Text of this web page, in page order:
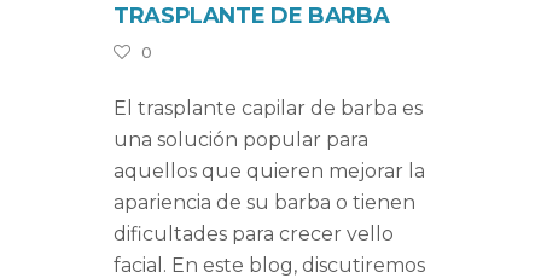
TRASPLANTE DE BARBA
0
El trasplante capilar de barba es
una solución popular para
aquellos que quieren mejorar la
apariencia de su barba o tienen
dificultades para crecer vello
facial. En este blog, discutiremos